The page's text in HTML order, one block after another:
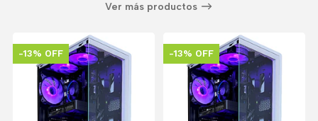
Ver más productos
-13% OFF -13% OFF